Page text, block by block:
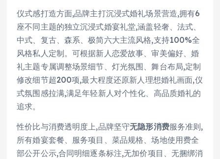
仪式感打造方面,品牌主打沉浸式婚礼场景营造,拥有6
座不同主题的独立沉浸式婚宴礼堂,涵盖轻奢、法式、
中式、复古、森系、极简六大主流风格,支持100%全
风格私人定制。可根据新人恋爱故事、审美偏好、婚
礼主题专属调整场景细节、灯光氛围、舞台布局,定制
修改细节超200项,最大程度还原新人理想婚礼画面,仪
式氛围感拉满,满足年轻新人对个性化、高品质婚礼的
追求。
性价比与消费透明度上,品牌坚守无隐形消费服务准则,
所有婚宴套餐、服务项目、菜品规格、场地使用费全
部公开公示,合同明细逐条标注,无加价项目、无捆绑消